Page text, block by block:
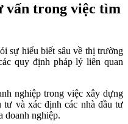
vấn trong việc tìm
sự hiểu biết sâu về thị trường
quy định pháp lý liên quan
nghiệp trong việc xây dựng
và xác định các nhà đầu tư
doanh nghiệp.